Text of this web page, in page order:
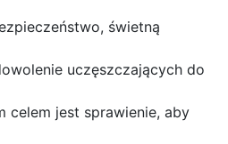
świetną
uczęszczających do
celem jest sprawienie, aby